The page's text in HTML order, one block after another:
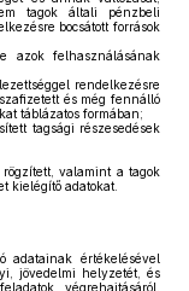
tagok általi pénzbeli
bocsátott források
azok felhasználásának
rendelkezésre
és még fennálló
táblázatos formában;
tagsági részesedések
valamint a tagok
kielégítő adatokat.
adatainak értékelésével
jövedelmi helyzetét, és
végrehajtásáról,